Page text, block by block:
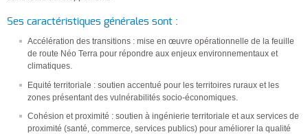
Ses caractéristiques générales sont :
Accélération des transitions : mise en œuvre opérationnelle de la feuille
de route Néo Terra pour répondre aux enjeux environnementaux et
climatiques.
Equité territoriale : soutien accentué pour les territoires ruraux et les
zones présentant des vulnérabilités socio-économiques.
Cohésion et proximité : soutien à ingénierie territoriale et aux services de
proximité (santé, commerce, services publics) pour améliorer la qualité